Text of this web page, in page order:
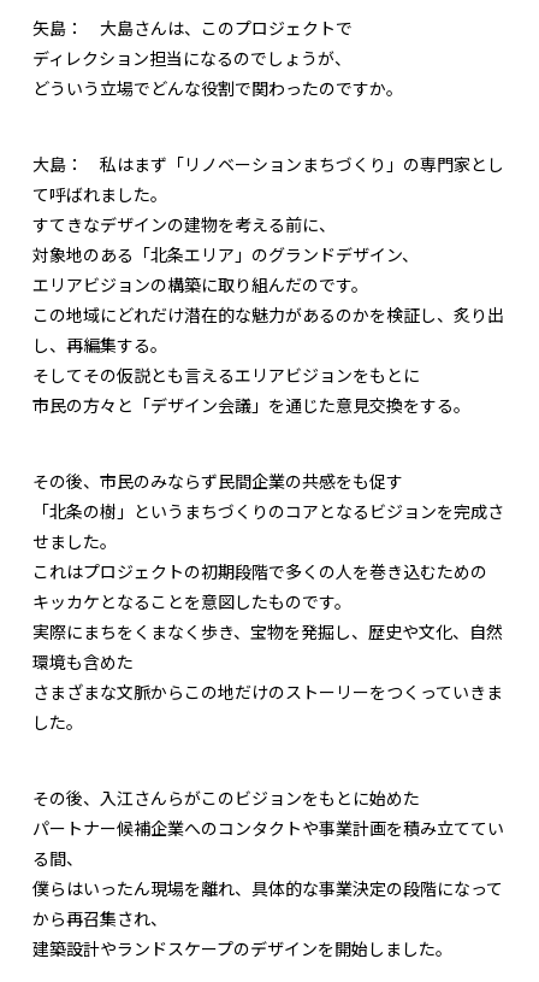
矢島： 大島さんは、このプロジェクトで
ディレクション担当になるのでしょうが、
どういう立場でどんな役割で関わったのですか。
大島： 私はまず「リノベーションまちづくり」の専門家とし
て呼ばれました。
すてきなデザインの建物を考える前に、
対象地のある「北条エリア」のグランドデザイン、
エリアビジョンの構築に取り組んだのです。
この地域にどれだけ潜在的な魅力があるのかを検証し、炙り出
し、再編集する。
そしてその仮説とも言えるエリアビジョンをもとに
市民の方々と「デザイン会議」を通じた意見交換をする。
その後、市民のみならず民間企業の共感をも促す
「北条の樹」というまちづくりのコアとなるビジョンを完成さ
せました。
これはプロジェクトの初期段階で多くの人を巻き込むための
キッカケとなることを意図したものです。
実際にまちをくまなく歩き、宝物を発掘し、歴史や文化、自然
環境も含めた
さまざまな文脈からこの地だけのストーリーをつくっていきま
した。
その後、入江さんらがこのビジョンをもとに始めた
パートナー候補企業へのコンタクトや事業計画を積み立ててい
る間、
僕らはいったん現場を離れ、具体的な事業決定の段階になって
から再召集され、
建築設計やランドスケープのデザインを開始しました。